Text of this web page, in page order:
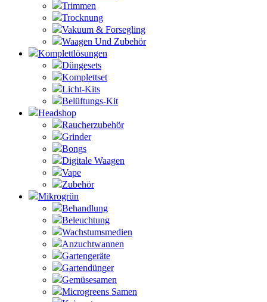
Trimmen
Trocknung
Vakuum & Forsegling
Waagen Und Zubehör
Komplettlösungen
Düngesets
Komplettset
Licht-Kits
Belüftungs-Kit
Headshop
Raucherzubehör
Grinder
Bongs
Digitale Waagen
Vape
Zubehör
Mikrogrün
Behandlung
Beleuchtung
Wachstumsmedien
Anzuchtwannen
Gartengeräte
Gartendünger
Gemüsesamen
Microgreens Samen